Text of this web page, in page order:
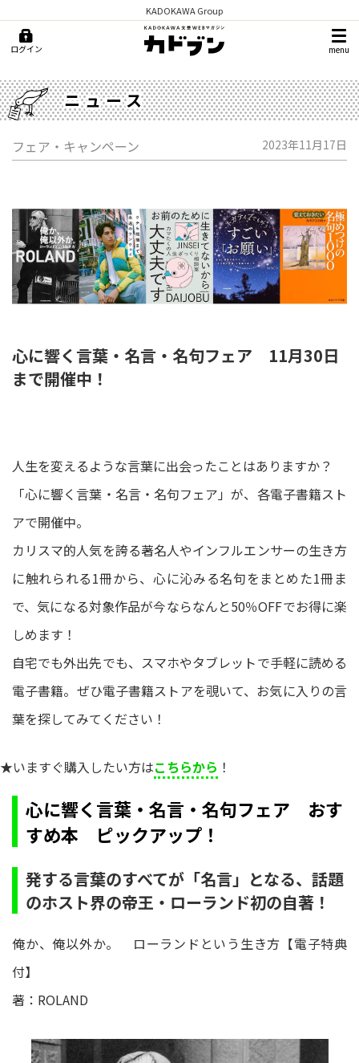
KADOKAWA Group
ログイン menu
ニュース
フェア・キャンペーン 2023年11月17日
心に響く言葉・名言・名句フェア 11月30日
まで開催中！
人生を変えるような言葉に出会ったことはありますか？
「心に響く言葉・名言・名句フェア」が、各電子書籍スト
アで開催中。
カリスマ的人気を誇る著名人やインフルエンサーの生き方
に触れられる1冊から、心に沁みる名句をまとめた1冊ま
で、気になる対象作品が今ならなんと50％OFFでお得に楽
しめます！
自宅でも外出先でも、スマホやタブレットで手軽に読める
電子書籍。ぜひ電子書籍ストアを覗いて、お気に入りの言
葉を探してみてください！
★いますぐ購入したい方はこちらから ！
心に響く言葉・名言・名句フェア おす
すめ本 ピックアップ！
発する言葉のすべてが「名言」となる、話題
のホスト界の帝王・ローランド初の自著！
俺か、俺以外か。 ローランドという生き方【電子特典
付】
著：ROLAND